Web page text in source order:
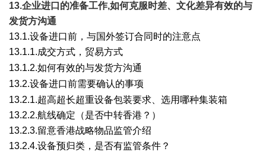
13.企业进口的准备工作,如何克服时差、文化差异有效的与
发货方沟通
13.1.设备进口前，与国外签订合同时的注意点
13.1.1.成交方式，贸易方式
13.1.2.如何有效的与发货方沟通
13.2.设备进口前需要确认的事项
13.2.1.超高超长超重设备包装要求、选用哪种集装箱
13.2.2.航线确定（是否中转香港？）
13.2.3.留意香港战略物品监管介绍
13.2.4.设备预归类，是否有监管条件？